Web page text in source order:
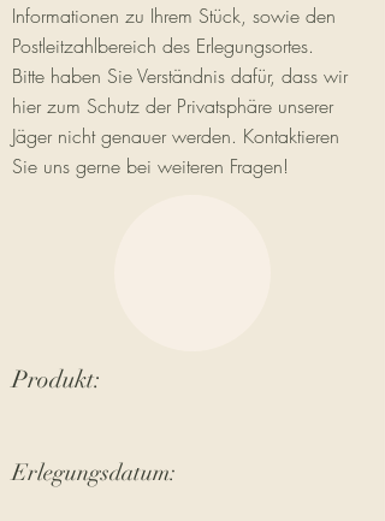
Informationen zu Ihrem Stück, sowie den
Postleitzahlbereich des Erlegungsortes.
Bitte haben Sie Verständnis dafür, dass wir
hier zum Schutz der Privatsphäre unserer
Jäger nicht genauer werden. Kontaktieren
Sie uns gerne bei weiteren Fragen!
Produkt:
Erlegungsdatum: